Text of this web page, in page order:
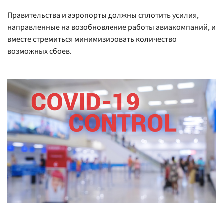
Правительства и аэропорты должны сплотить усилия,
направленные на возобновление работы авиакомпаний, и
вместе стремиться минимизировать количество
возможных сбоев.